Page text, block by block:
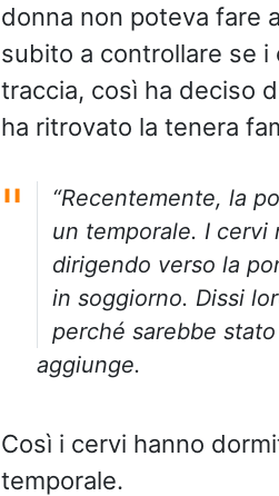
donna non poteva fare
subito a controllare se
traccia, così ha deciso
ha ritrovato la tenera
“Recentemente, la
un temporale. I cervi
dirigendo verso la
in soggiorno. Dissi
perché sarebbe stato
aggiunge.
Così i cervi hanno
temporale.